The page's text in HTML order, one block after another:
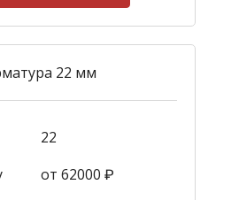
22 мм
22
от 62000 ₽